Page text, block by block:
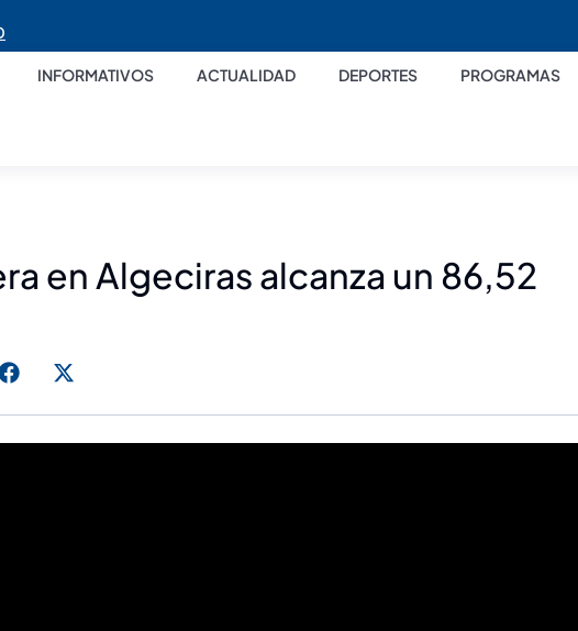
INFORMATIVOS ACTUALIDAD DEPORTES PROGRAMAS
en Algeciras alcanza un 86,52